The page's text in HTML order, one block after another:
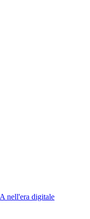
nell'era digitale